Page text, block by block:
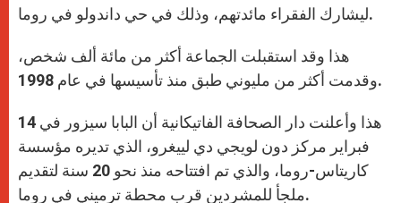
ليشارك الفقراء مائدتهم، وذلك في حي داندولو في روما.
هذا وقد استقبلت الجماعة أكثر من مائة ألف شخص،
وقدمت أكثر من مليوني طبق منذ تأسيسها في عام 1998.
هذا وأعلنت دار الصحافة الفاتيكانية أن البابا سيزور في 14
فبراير مركز دون لويجي دي لييغرو، الذي تديره مؤسسة
كاريتاس-روما، والذي تم افتتاحه منذ نحو 20 سنة لتقديم
ملجأ للمشردين قرب محطة ترميني في روما.